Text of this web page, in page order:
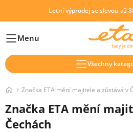
Letní výprodej se slevou až
HlavníMenu
Všechny
Značka ETA mění majitele a zůstává v
Značka ETA mění
Čechách